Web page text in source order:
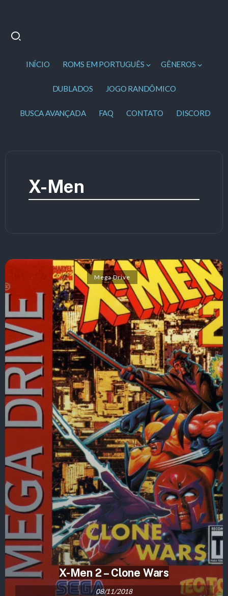
INÍCIO ROMS EM PORTUGUÊS GÊNEROS
DUBLADOS JOGO RANDÔMICO
BUSCA AVANÇADA FAQ CONTATO DISCORD
X-Men
Mega Drive
X-Men 2 – Clone Wars
08/11/2018